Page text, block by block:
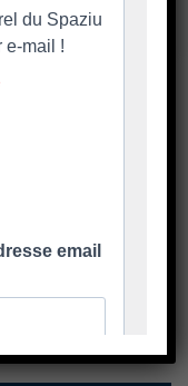
RETE
SUR